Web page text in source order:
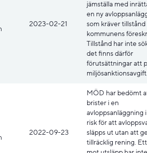
2023-02-21
jämställa med
en ny
som kräver
kommunens
Tillstånd har inte
det finns därför
förutsättningar att
2022-09-23
MÖD har bedömt
brister i en
avloppsanläggning
risk för att
släpps ut utan att
tillräcklig rening.